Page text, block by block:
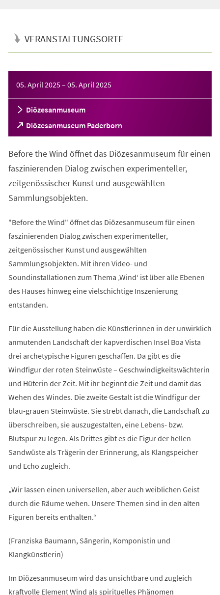
VERANSTALTUNGSORTE
05. April 2025– 05. April 2025
Diözesanmuseum
Diözesanmuseum Paderborn
(Öffnet
in
neuen
Tab)
Before the Wind öffnet das Diözesanmuseum für einen
faszinierenden Dialog zwischen experimenteller,
zeitgenössischer Kunst und ausgewählten
Sammlungsobjekten.
"Before the Wind" öffnet das Diözesanmuseum für einen
faszinierenden Dialog zwischen experimenteller,
zeitgenössischer Kunst und ausgewählten
Sammlungsobjekten. Mit ihren Video- und
Soundinstallationen zum Thema ‚Wind‘ ist über alle Ebenen
des Hauses hinweg eine vielschichtige Inszenierung
entstanden.
Für die Ausstellung haben die Künstlerinnen in der unwirklich
anmutenden Landschaft der kapverdischen Insel Boa Vista
drei archetypische Figuren geschaffen. Da gibt es die
Windfigur der roten Steinwüste – Geschwindigkeitswächterin
und Hüterin der Zeit. Mit ihr beginnt die Zeit und damit das
Wehen des Windes. Die zweite Gestalt ist die Windfigur der
blau-grauen Steinwüste. Sie strebt danach, die Landschaft zu
überschreiben, sie auszugestalten, eine Lebens- bzw.
Blutspur zu legen. Als Drittes gibt es die Figur der hellen
Sandwüste als Trägerin der Erinnerung, als Klangspeicher
und Echo zugleich.
„Wir lassen einen universellen, aber auch weiblichen Geist
durch die Räume wehen. Unsere Themen sind in den alten
Figuren bereits enthalten.“
(Franziska Baumann, Sängerin, Komponistin und
Klangkünstlerin)
Im Diözesanmuseum wird das unsichtbare und zugleich
kraftvolle Element Wind als spirituelles Phänomen